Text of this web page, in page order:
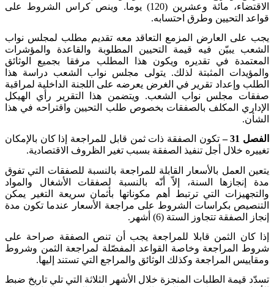
الاقتضاء، مائة وعشرين (120) يوما. وينص كراس الشروط على
قواعد التحيين وطرق احتسابه.
يجب على العارض المزمع التعاقد معه تقديم مطلب لمجلس نواب
الشعب يبيّن فيه قيمة التحيين المطلوبة والقاعدة والمؤشرات
المعتمدة في تقديره ويكون هذا المطلب مرفقا بجميع الوثائق
والمؤيدات المثبتة لذلك. يتولى مجلس نواب الشعب دراسة هذا
الطلب وإعداد تقرير في الغرض يعرضه على اللجنة الداخلية لمراقبة
صفقات مجلس نواب الشعب. ويتضمن هذا التقرير رأي الهيكل
الإداري المكلف بالصفقات بخصوص طلب التحيين واقتراحه في هذا
الشأن.
الفصل 31 –
تكون الصفقة ذات ثمن قابل للمراجعة إذا كان بالإمكان
تغييره خلال أجل تنفيذ الصفقة بسبب تغير الظروف الاقتصادية.
يتعين العمل بالأسعار القابلة للمراجعة بالنسبة للصفقات التي تفوق
مدة إنجازها السنة، إلاّ أنّه بالنسبة لصفقات الأشغال والمواد
والتجهيزات التي ترتبط أهم مكوناتها بأثمان سريعة التغير يمكن
التنصيص بكراسات الشروط على مراجعة الأسعار عندما تكون مدة
إنجاز الصفقة تتجاوز الستة (6) أشهر
.
إذا كان الثمن قابلا للمراجعة يجب أن تنص الصفقة صراحة على
شروط المراجعة وخاصة القواعد المفصّلة لمراجعة الثمن وشروط
ومقاييس المراجعة وكذلك الوثائق والمراجع التي تستند إليها.
تسدّد قيمة الطلبات المنجزة خلال الأشهر الثلاثة التي تلي تاريخ ضبط